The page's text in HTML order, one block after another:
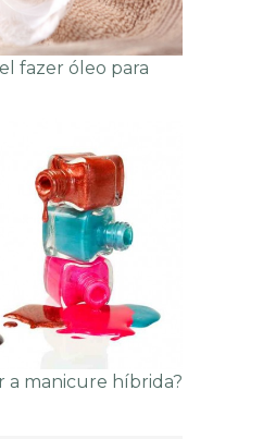
fazer óleo para
a manicure híbrida?